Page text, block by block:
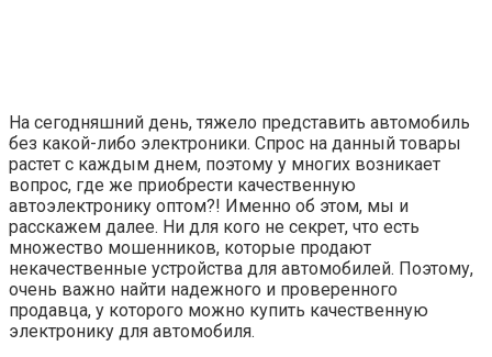
На сегодняшний день, тяжело представить автомобиль
без какой-либо электроники. Спрос на данный товары
растет с каждым днем, поэтому у многих возникает
вопрос, где же приобрести качественную
автоэлектронику оптом?! Именно об этом, мы и
расскажем далее. Ни для кого не секрет, что есть
множество мошенников, которые продают
некачественные устройства для автомобилей. Поэтому,
очень важно найти надежного и проверенного
продавца, у которого можно купить качественную
электронику для автомобиля.